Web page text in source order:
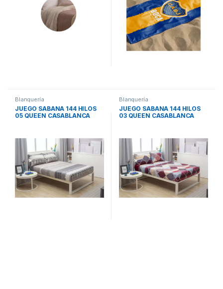
Blanquería
JUEGO SABANA 144 HILOS
05 QUEEN CASABLANCA
Blanquería
JUEGO SABANA 144 HILOS
03 QUEEN CASABLANCA